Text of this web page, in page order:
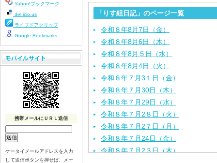
「りす組日記」のページ一覧
令和８年8月7日（金）
令和８年8月6日（木）
令和８年8月５日（水）
令和８年8月4日（火）
令和８年７月3１日（金）
令和８年７月30日（木）
令和８年７月29日（水）
令和８年７月2８日（火）
令和８年７月2７日（月）
令和８年７月24日（金）
令和８年７月2３日（木）
Yahoo!ブックマーク
del.icio.us
ライブドアクリップ
Google Bookmarks
携帯メールにＵＲＬ送信
ケータイメールアドレスを入力
して送信ボタンを押せば、メー